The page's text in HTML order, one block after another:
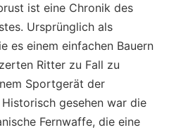
ist eine Chronik des
Ursprünglich als
es einem einfachen Bauern
Ritter zu Fall zu
Sportgerät der
gesehen war die
Fernwaffe, die eine